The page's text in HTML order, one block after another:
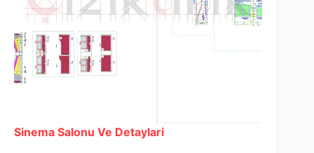
Sinema Salonu Ve Detaylari